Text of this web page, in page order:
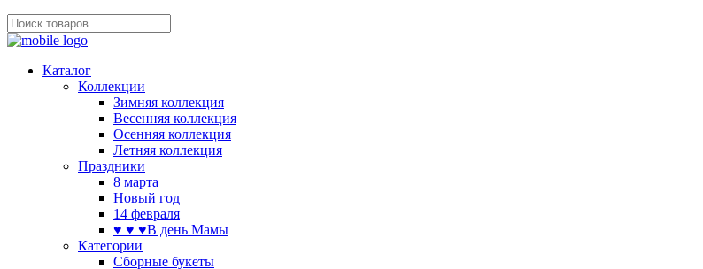
Каталог
Коллекции
Зимняя коллекция
Весенняя коллекция
Осенняя коллекция
Летняя коллекция
Праздники
8 марта
Новый год
14 февраля
♥ ♥ ♥В день Мамы
Категории
Сборные букеты